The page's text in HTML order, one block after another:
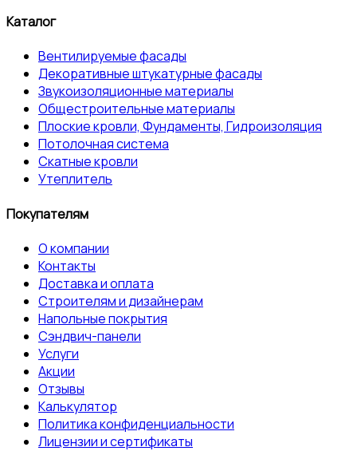
Каталог
Вентилируемые фасады
Декоративные штукатурные фасады
Звукоизоляционные материалы
Общестроительные материалы
Плоские кровли, Фундаменты, Гидроизоляция
Потолочная система
Скатные кровли
Утеплитель
Покупателям
О компании
Контакты
Доставка и оплата
Строителям и дизайнерам
Напольные покрытия
Сэндвич-панели
Услуги
Акции
Отзывы
Калькулятор
Политика конфиденциальности
Лицензии и сертификаты